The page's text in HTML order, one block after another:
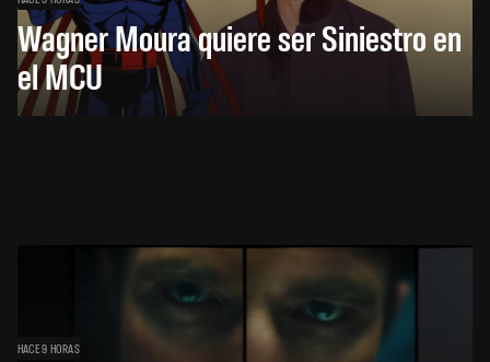
Wagner Moura quiere ser Siniestro en
el MCU
HACE 9 HORAS